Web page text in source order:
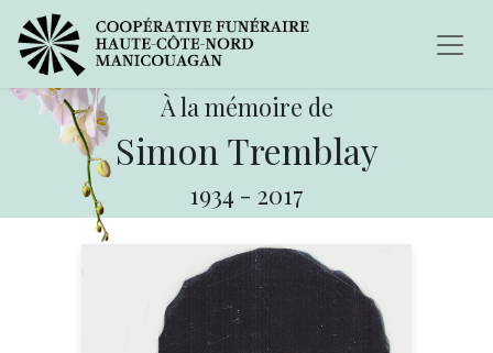
À la mémoire de
Simon Tremblay
1934 - 2017